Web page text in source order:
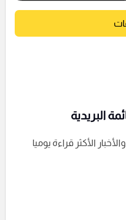
البريدية
الأكثر قراءة يوميا